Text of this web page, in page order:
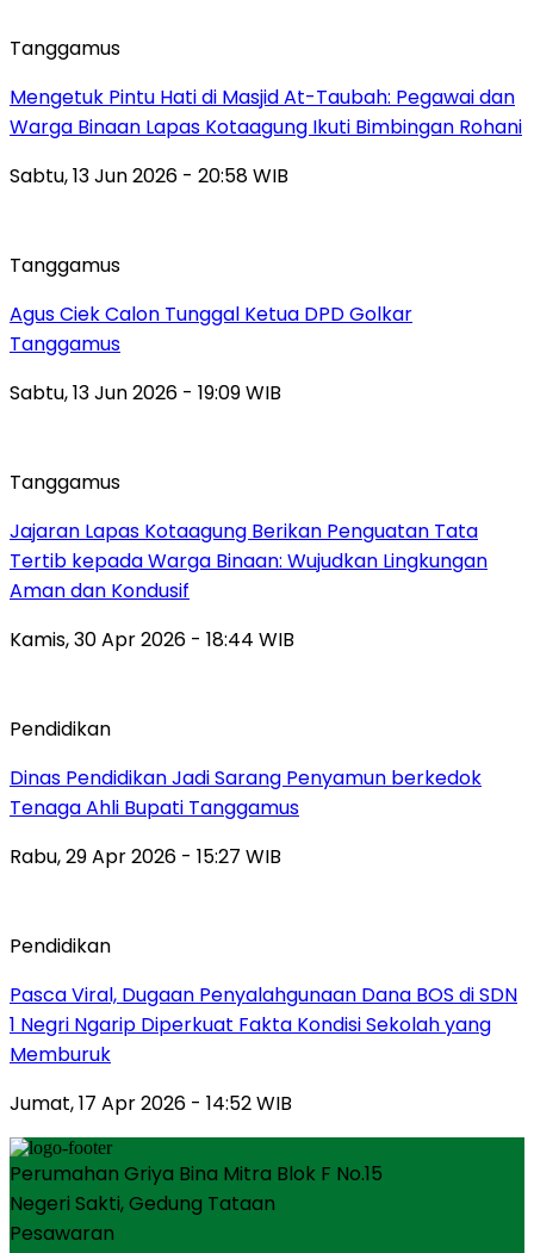
Tanggamus
Mengetuk Pintu Hati di Masjid At-Taubah: Pegawai dan
Warga Binaan Lapas Kotaagung Ikuti Bimbingan Rohani
Sabtu, 13 Jun 2026 - 20:58 WIB
Tanggamus
Agus Ciek Calon Tunggal Ketua DPD Golkar
Tanggamus
Sabtu, 13 Jun 2026 - 19:09 WIB
Tanggamus
Jajaran Lapas Kotaagung Berikan Penguatan Tata
Tertib kepada Warga Binaan: Wujudkan Lingkungan
Aman dan Kondusif
Kamis, 30 Apr 2026 - 18:44 WIB
Pendidikan
Dinas Pendidikan Jadi Sarang Penyamun berkedok
Tenaga Ahli Bupati Tanggamus
Rabu, 29 Apr 2026 - 15:27 WIB
Pendidikan
Pasca Viral, Dugaan Penyalahgunaan Dana BOS di SDN
1 Negri Ngarip Diperkuat Fakta Kondisi Sekolah yang
Memburuk
Jumat, 17 Apr 2026 - 14:52 WIB
Perumahan Griya Bina Mitra Blok F No.15
Negeri Sakti, Gedung Tataan
Pesawaran